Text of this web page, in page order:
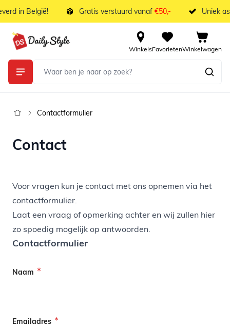
Ga naar de inhoud
in België! Gratis verstuurd vanaf€50,- Uniek
WinkelsFavorietenWinkelwagen
Contactformulier
Contact
Voor vragen kun je contact met ons opnemen via het
contactformulier.
Laat een vraag of opmerking achter en wij zullen hier
zo spoedig mogelijk op antwoorden.
Contactformulier
Naam
Emailadres